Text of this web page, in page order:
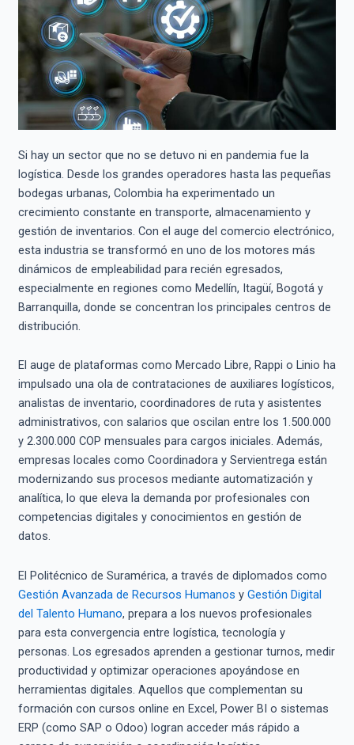
Si hay un sector que no se detuvo ni en pandemia fue la
logística. Desde los grandes operadores hasta las pequeñas
bodegas urbanas, Colombia ha experimentado un
crecimiento constante en transporte, almacenamiento y
gestión de inventarios. Con el auge del comercio electrónico,
esta industria se transformó en uno de los motores más
dinámicos de empleabilidad para recién egresados,
especialmente en regiones como Medellín, Itagüí, Bogotá y
Barranquilla, donde se concentran los principales centros de
distribución.
El auge de plataformas como Mercado Libre, Rappi o Linio ha
impulsado una ola de contrataciones de auxiliares logísticos,
analistas de inventario, coordinadores de ruta y asistentes
administrativos, con salarios que oscilan entre los 1.500.000
y 2.300.000 COP mensuales para cargos iniciales. Además,
empresas locales como Coordinadora y Servientrega están
modernizando sus procesos mediante automatización y
analítica, lo que eleva la demanda por profesionales con
competencias digitales y conocimientos en gestión de
datos.
El Politécnico de Suramérica, a través de diplomados como
Gestión Avanzada de Recursos Humanos y Gestión Digital
del Talento Humano, prepara a los nuevos profesionales
para esta convergencia entre logística, tecnología y
personas. Los egresados aprenden a gestionar turnos, medir
productividad y optimizar operaciones apoyándose en
herramientas digitales. Aquellos que complementan su
formación con cursos online en Excel, Power BI o sistemas
ERP (como SAP o Odoo) logran acceder más rápido a